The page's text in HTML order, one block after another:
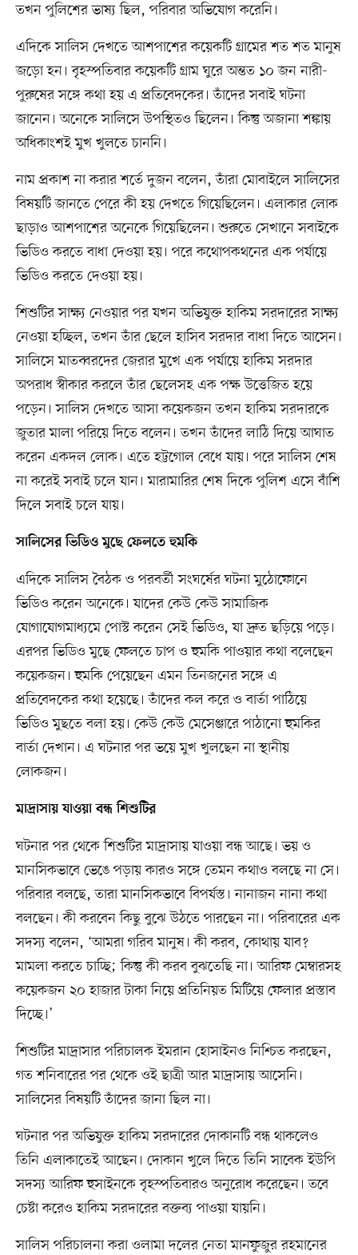
তখন পুলিশের ভাষ্য ছিল, পরিবার অভিযোগ করেনি।
এদিকে সালিস দেখতে আশপাশের কয়েকটি গ্রামের শত শত মানুষ
জড়ো হন। বৃহস্পতিবার কয়েকটি গ্রাম ঘুরে অন্তত ১০ জন নারী-
পুরুষের সঙ্গে কথা হয় এ প্রতিবেদকের। তাঁদের সবাই ঘটনা
জানেন। অনেকে সালিসে উপস্থিতও ছিলেন। কিন্তু অজানা শঙ্কায়
অধিকাংশই মুখ খুলতে চাননি।
নাম প্রকাশ না করার শর্তে দুজন বলেন, তাঁরা মোবাইলে সালিসের
বিষয়টি জানতে পেরে কী হয় দেখতে গিয়েছিলেন। এলাকার লোক
ছাড়াও আশপাশের অনেকে গিয়েছিলেন। শুরুতে সেখানে সবাইকে
ভিডিও করতে বাধা দেওয়া হয়। পরে কথোপকথনের এক পর্যায়ে
ভিডিও করতে দেওয়া হয়।
শিশুটির সাক্ষ্য নেওয়ার পর যখন অভিযুক্ত হাকিম সরদারের সাক্ষ্য
নেওয়া হচ্ছিল, তখন তাঁর ছেলে হাসিব সরদার বাধা দিতে আসেন।
সালিসে মাতব্বরদের জেরার মুখে এক পর্যায়ে হাকিম সরদার
অপরাধ স্বীকার করলে তাঁর ছেলেসহ এক পক্ষ উত্তেজিত হয়ে
পড়েন। সালিস দেখতে আসা কয়েকজন তখন হাকিম সরদারকে
জুতার মালা পরিয়ে দিতে বলেন। তখন তাঁদের লাঠি দিয়ে আঘাত
করেন একদল লোক। এতে হট্টগোল বেধে যায়। পরে সালিস শেষ
না করেই সবাই চলে যান। মারামারির শেষ দিকে পুলিশ এসে বাঁশি
দিলে সবাই চলে যায়।
সালিসের ভিডিও মুছে ফেলতে হুমকি
এদিকে সালিস বৈঠক ও পরবর্তী সংঘর্ষের ঘটনা মুঠোফোনে
ভিডিও করেন অনেকে। যাদের কেউ কেউ সামাজিক
যোগাযোগমাধ্যমে পোস্ট করেন সেই ভিডিও, যা দ্রুত ছড়িয়ে পড়ে।
এরপর ভিডিও মুছে ফেলতে চাপ ও হুমকি পাওয়ার কথা বলেছেন
কয়েকজন। হুমকি পেয়েছেন এমন তিনজনের সঙ্গে এ
প্রতিবেদকের কথা হয়েছে। তাঁদের কল করে ও বার্তা পাঠিয়ে
ভিডিও মুছতে বলা হয়। কেউ কেউ মেসেঞ্জারে পাঠানো হুমকির
বার্তা দেখান। এ ঘটনার পর ভয়ে মুখ খুলছেন না স্থানীয়
লোকজন।
মাদ্রাসায় যাওয়া বন্ধ শিশুটির
ঘটনার পর থেকে শিশুটির মাদ্রাসায় যাওয়া বন্ধ আছে। ভয় ও
মানসিকভাবে ভেঙে পড়ায় কারও সঙ্গে তেমন কথাও বলছে না সে।
পরিবার বলছে, তারা মানসিকভাবে বিপর্যস্ত। নানাজন নানা কথা
বলছেন। কী করবেন কিছু বুঝে উঠতে পারছেন না। পরিবারের এক
সদস্য বলেন, ‘আমরা গরিব মানুষ। কী করব, কোথায় যাব?
মামলা করতে চাচ্ছি; কিন্তু কী করব বুঝতেছি না। আরিফ মেম্বারসহ
কয়েকজন ২০ হাজার টাকা নিয়ে প্রতিনিয়ত মিটিয়ে ফেলার প্রস্তাব
দিচ্ছে।’
শিশুটির মাদ্রাসার পরিচালক ইমরান হোসাইনও নিশ্চিত করছেন,
গত শনিবারের পর থেকে ওই ছাত্রী আর মাদ্রাসায় আসেনি।
সালিসের বিষয়টি তাঁদের জানা ছিল না।
ঘটনার পর অভিযুক্ত হাকিম সরদারের দোকানটি বন্ধ থাকলেও
তিনি এলাকাতেই আছেন। দোকান খুলে দিতে তিনি সাবেক ইউপি
সদস্য আরিফ হুসাইনকে বৃহস্পতিবারও অনুরোধ করেছেন। তবে
চেষ্টা করেও হাকিম সরদারের বক্তব্য পাওয়া যায়নি।
সালিস পরিচালনা করা ওলামা দলের নেতা মানফুজুর রহমানের